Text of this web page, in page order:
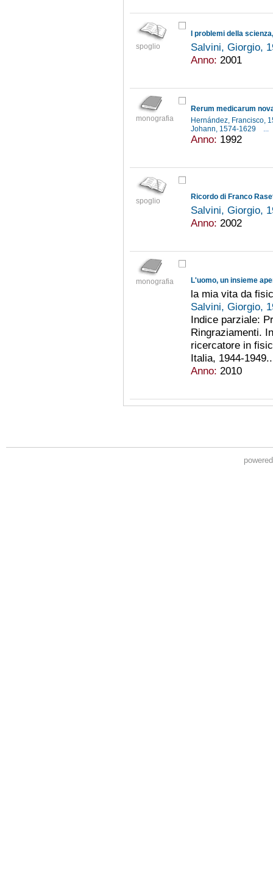
spoglio
I problemi della
Salvini, Giorgio,
Anno: 2001
monografia
Hernández, Francisco,
Johann, 1574-1629
...
Anno: 1992
spoglio Ricordo di Franco
Salvini, Giorgio,
Anno: 2002
monografia L'uomo, un insieme
la mia vita da
Salvini, Giorgio,
Indice parziale:
Ringraziamenti.
ricercatore in
Italia, 1944-
Anno: 2010